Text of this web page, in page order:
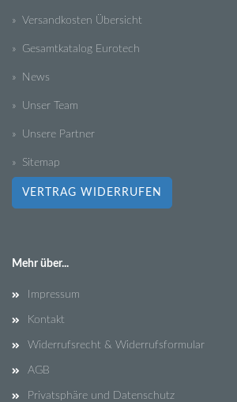
» Versandkosten Übersicht
» Gesamtkatalog Eurotech
» News
» Unser Team
» Unsere Partner
» Sitemap
VERTRAG WIDERRUFEN
Mehr über...
Impressum
Kontakt
Widerrufsrecht & Widerrufsformular
AGB
Privatsphäre und Datenschutz